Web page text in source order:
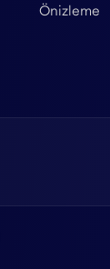
Önizleme